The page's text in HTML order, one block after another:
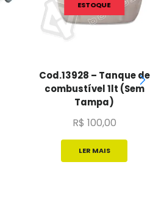
ESTOQUE
Cod.13928 – Tanque de
combustível 1lt (Sem
Tampa)
R$ 100,00
LER MAIS